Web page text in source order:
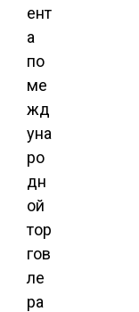
ент
а
по
ме
жд
уна
ро
дн
ой
тор
гов
ле
ра